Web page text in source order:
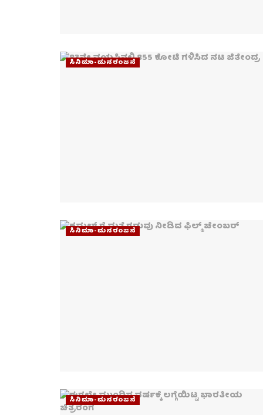
ಸಿನಿಮಾ-ಮನರಂಜನೆ
ಸಿನಿಮಾ-ಮನರಂಜನೆ
ಸಿನಿಮಾ-ಮನರಂಜನೆ